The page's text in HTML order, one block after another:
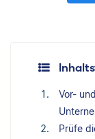
Vor-
Prüfe